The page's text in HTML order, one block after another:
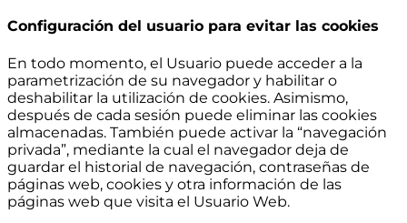
Configuración del usuario para evitar las cookies
En todo momento, el Usuario puede acceder a la
parametrización de su navegador y habilitar o
deshabilitar la utilización de cookies. Asimismo,
después de cada sesión puede eliminar las cookies
almacenadas. También puede activar la “navegación
privada”, mediante la cual el navegador deja de
guardar el historial de navegación, contraseñas de
páginas web, cookies y otra información de las
páginas web que visita el Usuario Web.